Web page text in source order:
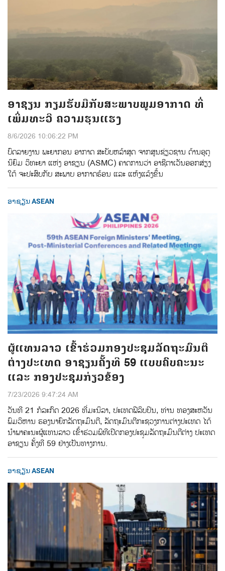
ອາຊຽນ ກຽມຮັບມືກັບສະພາບພູມອາກາດ ທີ່
ເພີ່ມທະວີ ຄວາມຮຸນແຮງ
8/6/2026 10:06:22 PM
ບົດລາຍງານ ພະຍາກອນ ອາກາດ ສະບັບຫລ້າສຸດ ຈາກສູນຊ່ຽວຊານ ດ້ານອຸຕຸ
ນິຍົມ ວິທະຍາ ແຫ່ງ ອາຊຽນ (ASMC) ຄາດການວ່າ ອາຊີຕາເວັນອອກສ່ຽງ
ໃຕ້ ຈະປະສົບກັບ ສະພາບ ອາກາດຮ້ອນ ແລະ ແຫ້ງແລ້ງຂຶ້ນ
ອາຊຽນ ASEAN
ຜູ້ແທນລາວ ເຂົ້າຮ່ວມກອງປະຊຸມລັດຖະມົນຕີ
ຕ່າງປະເທດ ອາຊຽນຄັ້ງທີ 59 ແບບຄົບຄະນະ
ແລະ ກອງປະຊຸມກ່ຽວຂ້ອງ
7/23/2026 9:47:24 AM
ວັນທີ 21 ກໍລະກົດ 2026 ທີ່ມະນິລາ, ປະເທດຟີລິບປິນ, ທ່ານ ທອງສະຫວັນ
ພົມວິຫານ ຮອງນາຍົກລັດຖະມົນຕີ, ລັດຖະມົນຕີກະຊວງການຕ່າງປະເທດ ໄດ້
ນຳພາຄະນະຜູ້ແທນລາວ ເຂົ້າຮ່ວມພິທີເປີດກອງປະຊຸມລັດຖະມົນຕີຕ່າງ ປະເທດ
ອາຊຽນ ຄັ້ງທີ 59 ຢ່າງເປັນທາງການ.
ອາຊຽນ ASEAN